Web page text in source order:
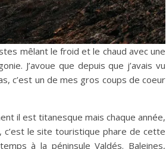
mêlant le froid et le chaud avec une
J’avoue que depuis que j’avais vu
c’est un de mes gros coups de coeur
il est titanesque mais chaque année,
c’est le site touristique phare de cette
à la péninsule Valdés. Baleines,